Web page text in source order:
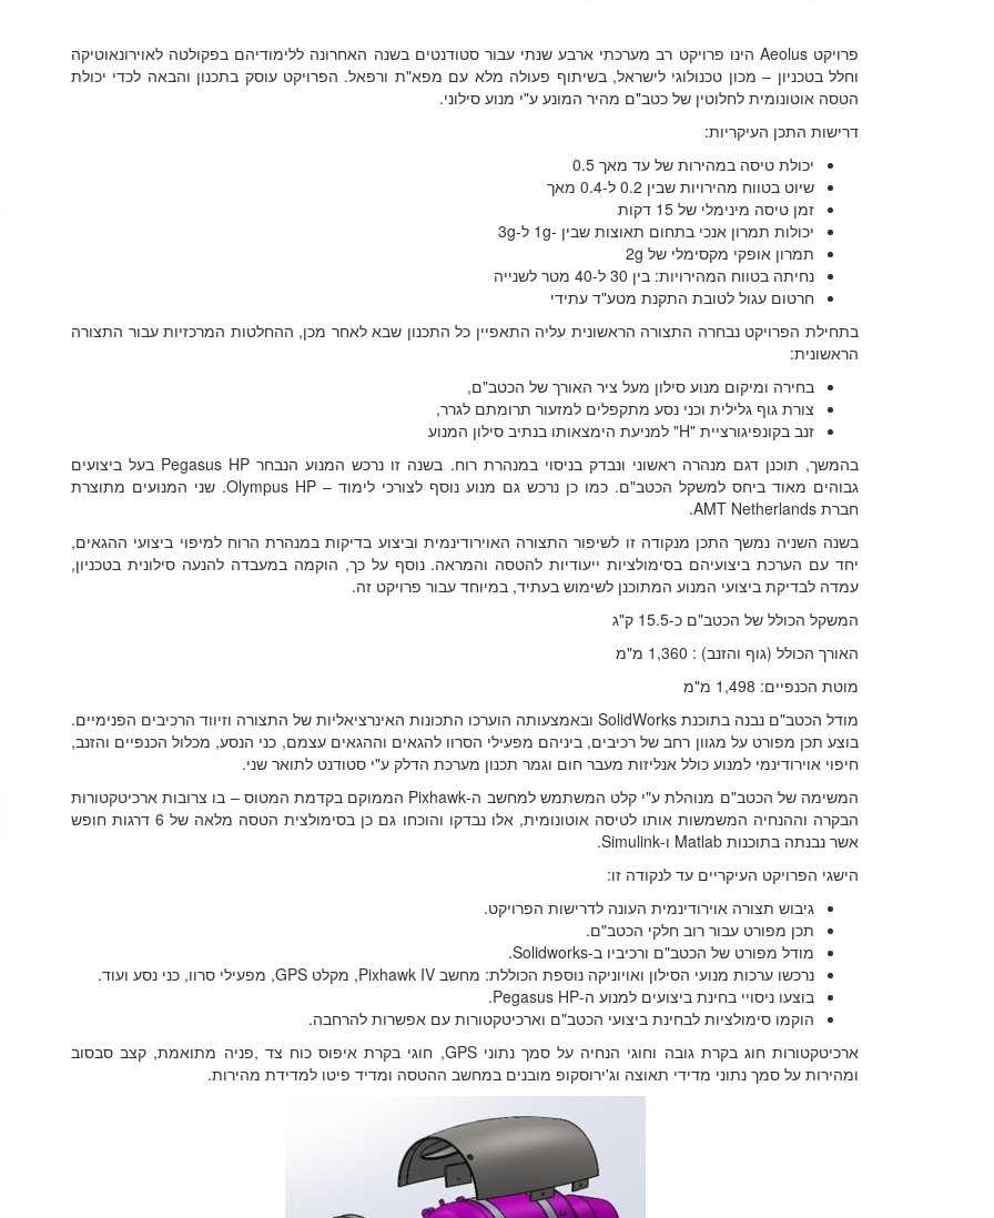
פרויקט Aeolus הינו פרויקט רב מערכתי ארבע שנתי עבור סטודנטים בשנה האחרונה ללימודיהם בפקולטה לאוירונאוטיקה
וחלל בטכניון – מכון טכנולוגי לישראל, בשיתוף פעולה מלא עם מפא"ת ורפאל. הפרויקט עוסק בתכנון והבאה לכדי יכולת
הטסה אוטונומית לחלוטין של כטב"ם מהיר המונע ע"י מנוע סילוני.
דרישות התכן העיקריות:
יכולת טיסה במהירות של עד מאך 0.5
שיוט בטווח מהירויות שבין 0.2 ל-0.4 מאך
זמן טיסה מינימלי של 15 דקות
יכולות תמרון אנכי בתחום תאוצות שבין -1g ל-3g
תמרון אופקי מקסימלי של 2g
נחיתה בטווח המהירויות: בין 30 ל-40 מטר לשנייה
חרטום עגול לטובת התקנת מטע"ד עתידי
בתחילת הפרויקט נבחרה התצורה הראשונית עליה התאפיין כל התכנון שבא לאחר מכן, ההחלטות המרכזיות עבור התצורה
הראשונית:
בחירה ומיקום מנוע סילון מעל ציר האורך של הכטב"ם,
צורת גוף גלילית וכני נסע מתקפלים למזעור תרומתם לגרר,
זנב בקונפיגורציית "H" למניעת הימצאותו בנתיב סילון המנוע
בהמשך, תוכנן דגם מנהרה ראשוני ונבדק בניסוי במנהרת רוח. בשנה זו נרכש המנוע הנבחר Pegasus HP בעל ביצועים
גבוהים מאוד ביחס למשקל הכטב"ם. כמו כן נרכש גם מנוע נוסף לצורכי לימוד – Olympus HP. שני המנועים מתוצרת
חברת AMT Netherlands.
בשנה השניה נמשך התכן מנקודה זו לשיפור התצורה האוירודינמית וביצוע בדיקות במנהרת הרוח למיפוי ביצועי ההגאים,
יחד עם הערכת ביצועיהם בסימולציות ייעודיות להטסה והמראה. נוסף על כך, הוקמה במעבדה להנעה סילונית בטכניון,
עמדה לבדיקת ביצועי המנוע המתוכנן לשימוש בעתיד, במיוחד עבור פרויקט זה.
המשקל הכולל של הכטב"ם כ-15.5 ק"ג
האורך הכולל (גוף והזנב) : 1,360 מ"מ
מוטת הכנפיים: 1,498 מ"מ
מודל הכטב"ם נבנה בתוכנת SolidWorks ובאמצעותה הוערכו התכונות האינרציאליות של התצורה וזיווד הרכיבים הפנימיים.
בוצע תכן מפורט על מגוון רחב של רכיבים, ביניהם מפעילי הסרוו להגאים וההגאים עצמם, כני הנסע, מכלול הכנפיים והזנב,
חיפוי אוירודינמי למנוע כולל אנליזות מעבר חום וגמר תכנון מערכת הדלק ע"י סטודנט לתואר שני.
המשימה של הכטב"ם מנוהלת ע"י קלט המשתמש למחשב ה-Pixhawk הממוקם בקדמת המטוס – בו צרובות ארכיטקטורות
הבקרה וההנחיה המשמשות אותו לטיסה אוטונומית, אלו נבדקו והוכחו גם כן בסימולצית הטסה מלאה של 6 דרגות חופש
אשר נבנתה בתוכנות Matlab ו-Simulink.
הישגי הפרויקט העיקריים עד לנקודה זו:
גיבוש תצורה אוירודינמית העונה לדרישות הפרויקט.
תכן מפורט עבור רוב חלקי הכטב"ם.
מודל מפורט של הכטב"ם ורכיביו ב-Solidworks.
נרכשו ערכות מנועי הסילון ואויוניקה נוספת הכוללת: מחשב Pixhawk IV, מקלט GPS, מפעילי סרוו, כני נסע ועוד.
בוצעו ניסויי בחינת ביצועים למנוע ה-Pegasus HP.
הוקמו סימולציות לבחינת ביצועי הכטב"ם וארכיטקטורות עם אפשרות להרחבה.
ארכיטקטורות חוג בקרת גובה וחוגי הנחיה על סמך נתוני GPS, חוגי בקרת איפוס כוח צד ,פניה מתואמת, קצב סבסוב
ומהירות על סמך נתוני מדידי תאוצה וג'ירוסקופ מובנים במחשב ההטסה ומדיד פיטו למדידת מהירות.